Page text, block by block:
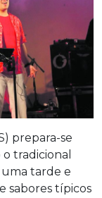
prepara-se
tradicional
tarde e
sabores típicos